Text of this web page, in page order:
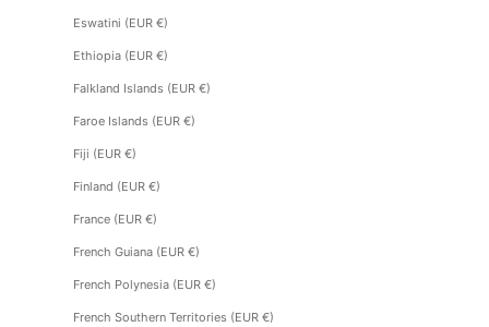
Eswatini (EUR €)
Ethiopia (EUR €)
Falkland Islands (EUR €)
Faroe Islands (EUR €)
Fiji (EUR €)
Finland (EUR €)
France (EUR €)
French Guiana (EUR €)
French Polynesia (EUR €)
French Southern Territories (EUR €)